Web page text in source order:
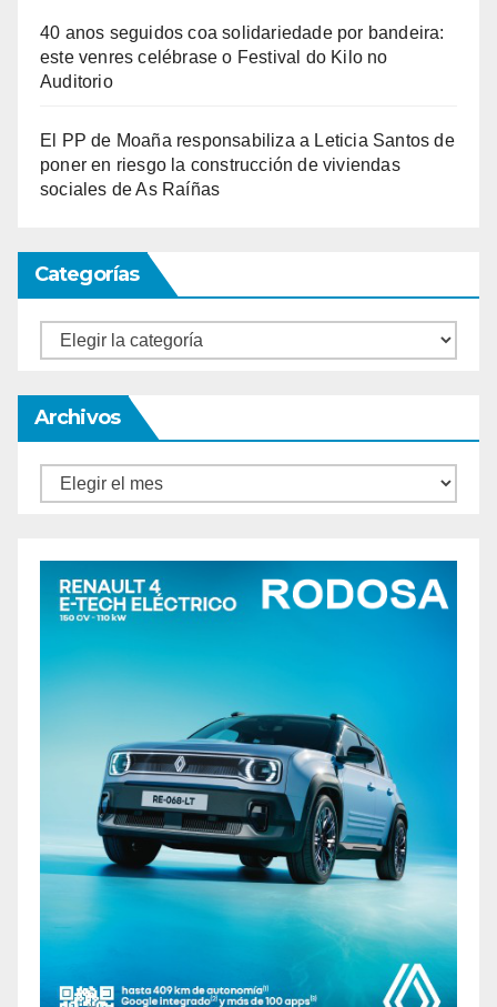
40 anos seguidos coa solidariedade por bandeira:
este venres celébrase o Festival do Kilo no
Auditorio
El PP de Moaña responsabiliza a Leticia Santos de
poner en riesgo la construcción de viviendas
sociales de As Raíñas
Categorías
Categorías
Archivos
Archivos